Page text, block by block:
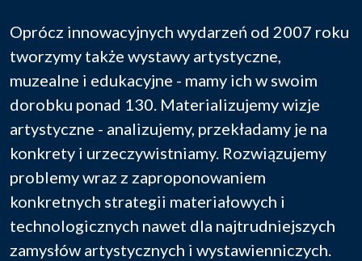
Oprócz innowacyjnych wydarzeń od 2007 roku
tworzymy także wystawy artystyczne,
muzealne i edukacyjne - mamy ich w swoim
dorobku ponad 130. Materializujemy wizje
artystyczne - analizujemy, przekładamy je na
konkrety i urzeczywistniamy. Rozwiązujemy
problemy wraz z zaproponowaniem
konkretnych strategii materiałowych i
technologicznych nawet dla najtrudniejszych
zamysłów artystycznych i wystawienniczych.